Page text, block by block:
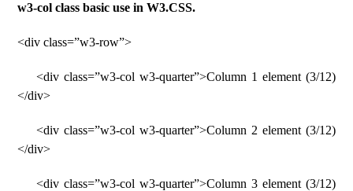
w3-col class basic use in W3.CSS.
<div class=”w3-row”>
<div class=”w3-col w3-quarter”>Column 1 element (3/12)
</div>
<div class=”w3-col w3-quarter”>Column 2 element (3/12)
</div>
<div class=”w3-col w3-quarter”>Column 3 element (3/12)